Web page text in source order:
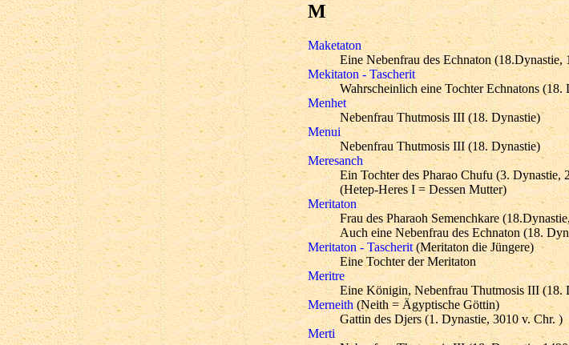
M
Maketaton
Eine Nebenfrau des Echnaton (18.Dynastie,
Mekitaton - Tascherit
Wahrscheinlich eine Tochter Echnatons (18.
Menhet
Nebenfrau Thutmosis III (18. Dynastie)
Menui
Nebenfrau Thutmosis III (18. Dynastie)
Meresanch
Ein Tochter des Pharao Chufu (3. Dynastie,
(Hetep-Heres I = Dessen Mutter)
Meritaton
Frau des Pharaoh Semenchkare
Auch eine Nebenfrau des Echnaton (18.
Meritaton - Tascherit(Meritaton die Jüngere)
Eine Tochter der Meritaton
Meritre
Eine Königin, Nebenfrau Thutmosis III (18.
Merneith(Neith = Ägyptische Göttin)
Gattin des Djers (1. Dynastie, 3010 v. Chr. )
Merti